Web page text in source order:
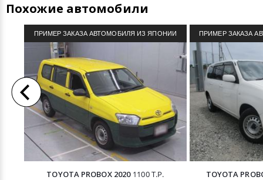
Похожие автомобили
ПРИМЕР ЗАКАЗА АВТОМОБИЛЯ ИЗ ЯПОНИИ
TOYOTA PROBOX 2020 1100 Т.Р.
ПРИМЕР ЗАКАЗА
TOYOTA